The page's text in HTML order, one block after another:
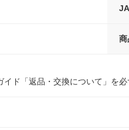
商
ド「返品・交換について」を